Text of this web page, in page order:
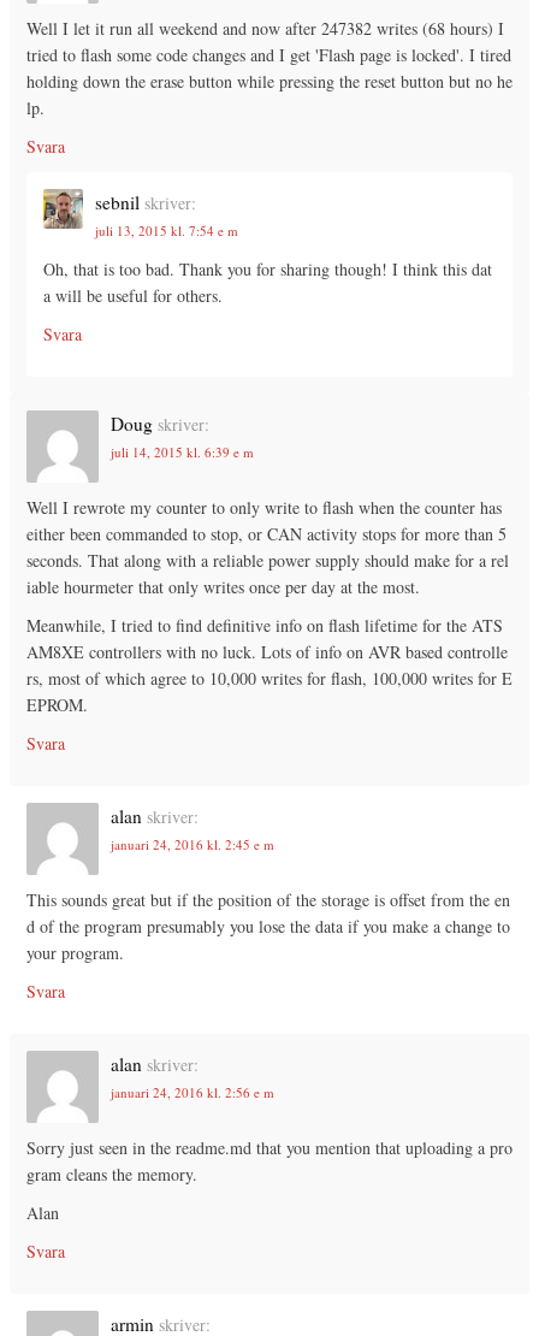
Well I let it run all weekend and now after 247382 writes (68 hours) I
tried to flash some code changes and I get 'Flash page is locked'. I tired
holding down the erase button while pressing the reset button but no he
lp.
Svara
sebnil skriver:
juli 13, 2015 kl. 7:54 e m
Oh, that is too bad. Thank you for sharing though! I think this dat
a will be useful for others.
Svara
Doug skriver:
juli 14, 2015 kl. 6:39 e m
Well I rewrote my counter to only write to flash when the counter has
either been commanded to stop, or CAN activity stops for more than 5
seconds. That along with a reliable power supply should make for a rel
iable hourmeter that only writes once per day at the most.
Meanwhile, I tried to find definitive info on flash lifetime for the ATS
AM8XE controllers with no luck. Lots of info on AVR based controlle
rs, most of which agree to 10,000 writes for flash, 100,000 writes for E
EPROM.
Svara
alan skriver:
januari 24, 2016 kl. 2:45 e m
This sounds great but if the position of the storage is offset from the en
d of the program presumably you lose the data if you make a change to
your program.
Svara
alan skriver:
januari 24, 2016 kl. 2:56 e m
Sorry just seen in the readme.md that you mention that uploading a pro
gram cleans the memory.
Alan
Svara
armin skriver: